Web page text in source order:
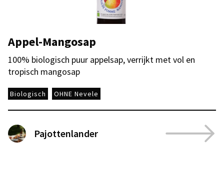
Appel-Mangosap
100% biologisch puur appelsap, verrijkt met vol en
tropisch mangosap
Biologisch OHNE Nevele
Pajottenlander